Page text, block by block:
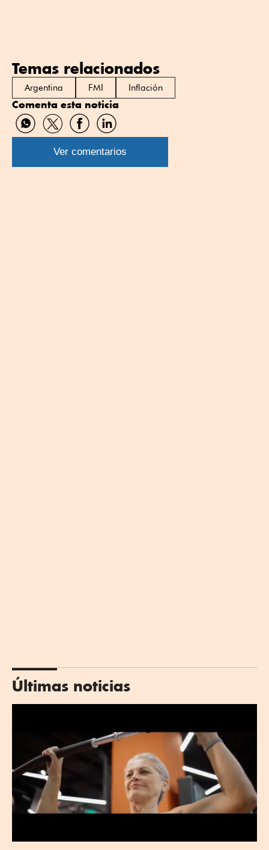
Temas relacionados
Argentina FMI Inflación
Comenta esta noticia
Compartir
por
WhatsApp
Compartir
por
Twitter
Compartir
por
Facebook
Compartir
por
Linkedin
Ver comentarios
Últimas noticias